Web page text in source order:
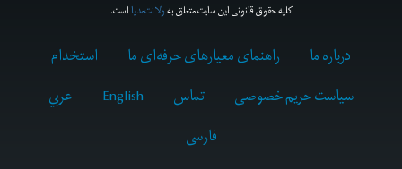
کلیه حقوق قانونی این سایت متعلق بهولانت‌مدیااست.
درباره ما راهنمای معیارهای حرفه‌ای ما
استخدام
سیاست حریم خصوصی
تماس English
عربي
فارسى